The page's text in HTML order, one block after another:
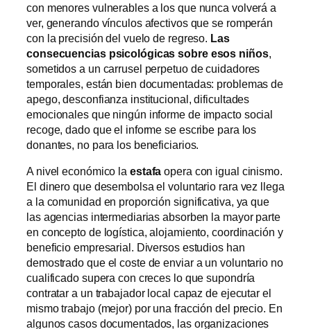
con menores vulnerables a los que nunca volverá a
ver, generando vínculos afectivos que se romperán
con la precisión del vuelo de regreso. Las
consecuencias psicológicas sobre esos niños,
sometidos a un carrusel perpetuo de cuidadores
temporales, están bien documentadas: problemas de
apego, desconfianza institucional, dificultades
emocionales que ningún informe de impacto social
recoge, dado que el informe se escribe para los
donantes, no para los beneficiarios.
A nivel económico la estafa opera con igual cinismo.
El dinero que desembolsa el voluntario rara vez llega
a la comunidad en proporción significativa, ya que
las agencias intermediarias absorben la mayor parte
en concepto de logística, alojamiento, coordinación y
beneficio empresarial. Diversos estudios han
demostrado que el coste de enviar a un voluntario no
cualificado supera con creces lo que supondría
contratar a un trabajador local capaz de ejecutar el
mismo trabajo (mejor) por una fracción del precio. En
algunos casos documentados, las organizaciones